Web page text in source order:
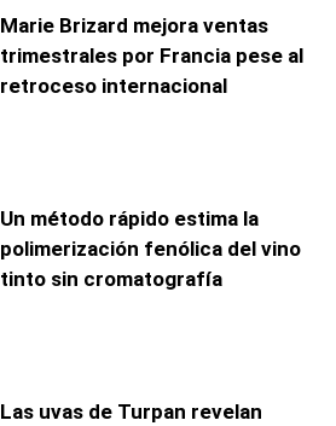
Marie Brizard mejora ventas
trimestrales por Francia pese al
retroceso internacional
Un método rápido estima la
polimerización fenólica del vino
tinto sin cromatografía
Las uvas de Turpan revelan